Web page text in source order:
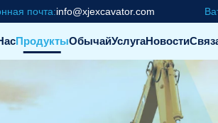
почта:info@xjexcavator.com
ПродуктыОбычайУслугаНовости